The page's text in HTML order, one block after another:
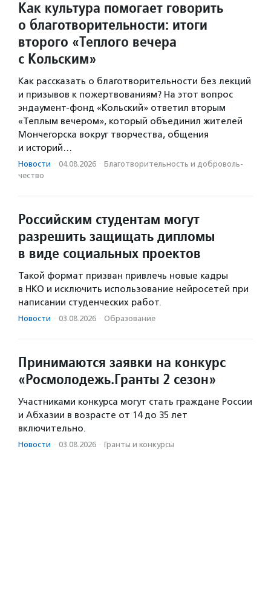
Как культура помогает говорить
о благотворительности: итоги
второго «Теплого вечера
с Кольским»
Как рассказать о благотворительности без лекций
и призывов к пожертвованиям? На этот вопрос
эндаумент-фонд «Кольский» ответил вторым
«Теплым вечером», который объединил жителей
Мончегорска вокруг творчества, общения
и историй…
Новости · 04.08.2026 · Благотвори­тель­ность и доброволь­
чест­во
Российским студентам могут
разрешить защищать дипломы
в виде социальных проектов
Такой формат призван привлечь новые кадры
в НКО и исключить использование нейросетей при
написании студенческих работ.
Новости · 03.08.2026 · Образование
Принимаются заявки на конкурс
«Росмолодежь.Гранты 2 сезон»
Участниками конкурса могут стать граждане России
и Абхазии в возрасте от 14 до 35 лет
включительно.
Новости · 03.08.2026 · Гранты и конкурсы